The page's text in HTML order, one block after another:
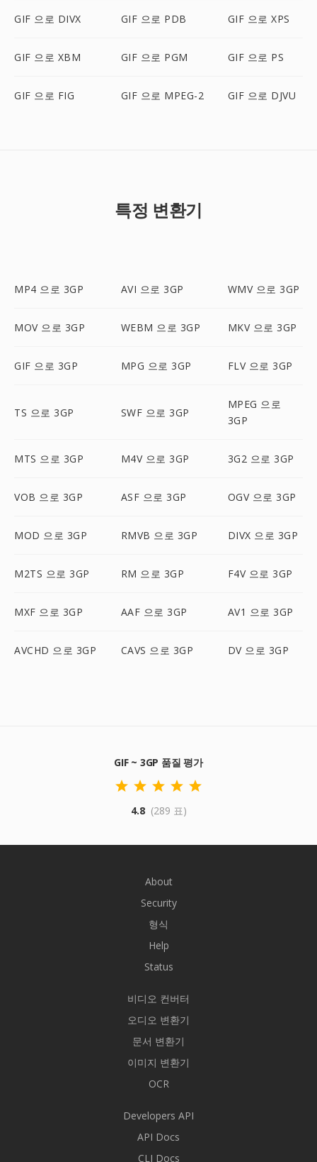
GIF 으로 DIVX GIF 으로 PDB GIF 으로 XPS
GIF 으로 XBM GIF 으로 PGM GIF 으로 PS
GIF 으로 FIG GIF 으로 MPEG-2 GIF 으로 DJVU
특정 변환기
MP4 으로 3GP AVI 으로 3GP WMV 으로 3GP
MOV 으로 3GP WEBM 으로 3GP MKV 으로 3GP
GIF 으로 3GP MPG 으로 3GP FLV 으로 3GP
TS 으로 3GP SWF 으로 3GP
MPEG 으로
3GP
MTS 으로 3GP M4V 으로 3GP 3G2 으로 3GP
VOB 으로 3GP ASF 으로 3GP OGV 으로 3GP
MOD 으로 3GP RMVB 으로 3GP DIVX 으로 3GP
M2TS 으로 3GP RM 으로 3GP F4V 으로 3GP
MXF 으로 3GP AAF 으로 3GP AV1 으로 3GP
AVCHD 으로 3GP CAVS 으로 3GP DV 으로 3GP
GIF ~ 3GP 품질 평가
4.8 (289 표)
About
Security
형식
Help
Status
비디오 컨버터
오디오 변환기
문서 변환기
이미지 변환기
OCR
Developers API
API Docs
CLI Docs